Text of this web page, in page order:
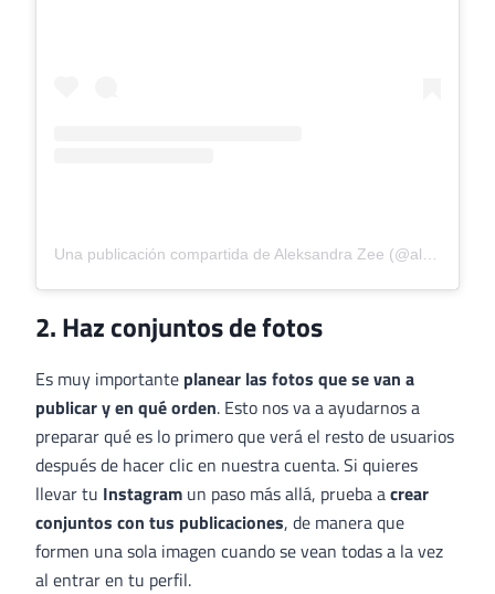
2. Haz conjuntos de fotos
Es muy importante planear las fotos que se van a
publicar y en qué orden. Esto nos va a ayudarnos a
preparar qué es lo primero que verá el resto de usuarios
después de hacer clic en nuestra cuenta. Si quieres
llevar tu Instagram un paso más allá, prueba acrear
conjuntos con tus publicaciones, de manera que
formen una sola imagen cuando se vean todas a la vez
al entrar en tu perfil.